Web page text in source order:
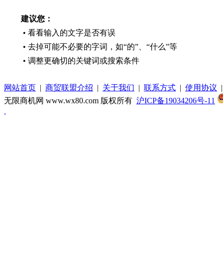
建议您：
• 看看输入的文字是否有误
• 去掉可能不必要的字词，如“的”、“什么”等
• 调整更确切的关键词或搜索条件
网站首页 | 商贸联盟介绍 | 关于我们 | 联系方式 | 使用协议
无限商机网 www.wx80.com 版权所有 沪ICP备19034206号-11